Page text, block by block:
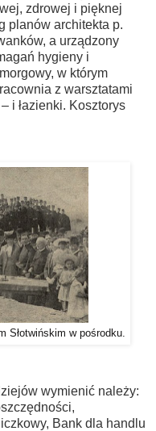
zdrowej i pięknej
planów architekta p.
a urządzony
hygieny i
w którym
z warsztatami
i łazienki. Kosztorys
Słotwińskim w pośrodku.
wymienić należy:
Bank dla handlu